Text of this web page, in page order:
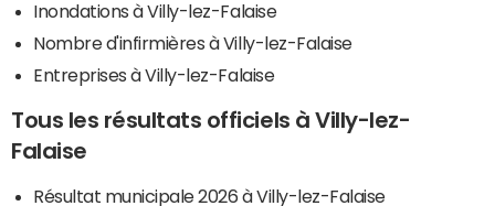
Inondations à Villy-lez-Falaise
Nombre d'infirmières à Villy-lez-Falaise
Entreprises à Villy-lez-Falaise
Tous les résultats officiels à Villy-lez-
Falaise
Résultat municipale 2026 à Villy-lez-Falaise